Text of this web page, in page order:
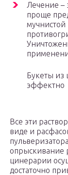
Лечение –
проще
Букеты из
эффектно
Все эти
виде и
опрыскивание
цинерарии
достаточно